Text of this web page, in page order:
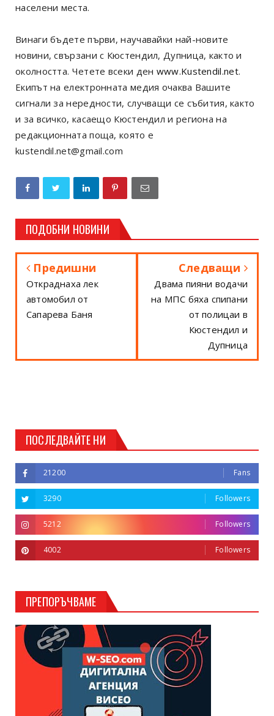
населени места.
Винаги бъдете първи, научавайки най-новите
новини, свързани с Кюстендил, Дупница, както и
околността. Четете всеки ден www.Kustendil.net.
Екипът на електронната медия очаква Вашите
сигнали за нередности, случващи се събития, както
и за всичко, касаещо Кюстендил и региона на
редакционната поща, която е
kustendil.net@gmail.com
ПОДОБНИ НОВИНИ
Предишни
Откраднаха лек
автомобил от
Сапарева Баня
Следващи
Двама пияни водачи
на МПС бяха спипани
от полицаи в
Кюстендил и
Дупница
ПОСЛЕДВАЙТЕ НИ
21200 Fans
3290 Followers
5212 Followers
4002 Followers
ПРЕПОРЪЧВАМЕ